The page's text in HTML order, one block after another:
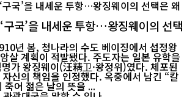
국’을 내세운 투항…왕징웨이의 선택
년 봄, 청나라의 수도 베이징에서 섭정왕
살 계획이 적발됐다. 주도자는 일본 유학을
왕징웨이(汪精卫·왕정위)였다. 체포된
신의 책임을 인정했다. 옥중에서 남긴 “칼
어 젊은 날의 뜻을 ...